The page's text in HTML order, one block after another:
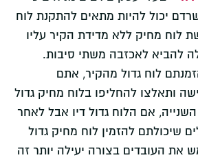
יכול להיות מתאים להתקנת לוח
לוח מחיק ללא מדידת הקיר עליו
להביא לאכזבה משתי סיבות.
לוח גדול מהקיר, אתם
ותאלצו להחליפו בלוח מחיק גדול
אם הלוח גדול דיו אבל לאחר
שיכולתם להזמין לוח מחיק גדול
את העובדים בצורה יעילה יותר זה